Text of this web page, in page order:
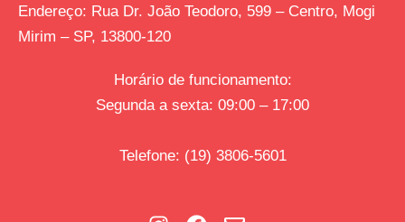
Endereço: Rua Dr. João Teodoro, 599 – Centro, Mogi
Mirim – SP, 13800-120
Horário de funcionamento:
Segunda a sexta: 09:00 – 17:00
Telefone: (19) 3806-5601